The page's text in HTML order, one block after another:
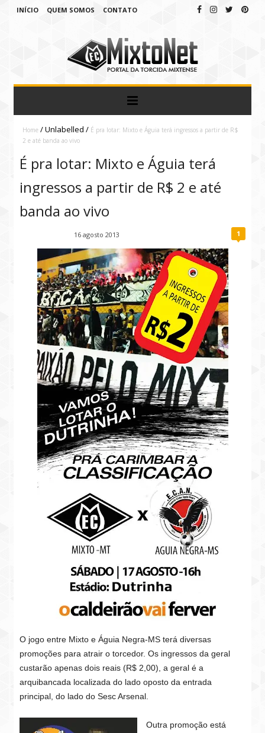
INÍCIO QUEM SOMOS CONTATO
Home /Unlabelled/ É pra lotar: Mixto e Águia terá ingressos a partir de R$
2 e até banda ao vivo
É pra lotar: Mixto e Águia terá
ingressos a partir de R$ 2 e até
banda ao vivo
16 agosto 2013 1
O jogo entre Mixto e Águia Negra-MS terá diversas
promoções para atrair o torcedor. Os ingressos da geral
custarão apenas dois reais (R$ 2,00), a geral é a
arquibancada localizada do lado oposto da entrada
principal, do lado do Sesc Arsenal.
Outra promoção está